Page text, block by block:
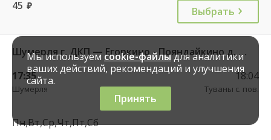
45 руб. Выбрать
Шумерля г. ДКП — Егоркино - Пояндайкино д. 111
17:35
Шумерля
18:04
Туваны с. пов.
Пн,Вт,Ср,Чт,Пт,Сб
Мы используемcookie-файлыдля аналитики
ваших действий, рекомендаций и улучшения
сайта.
Принять